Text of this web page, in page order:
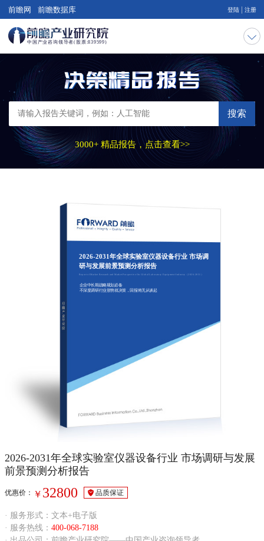
前瞻网 前瞻数据库 登陆 注册
搜索
3000+ 精品报告，点击查看>>
2026-2031年全球实验室仪器设备行业 市场调
研与发展前景预测分析报告
Report of Market Research and Market Prospective On Global Laboratory Equipment Industry（2026-2031）
企业中长期战略规划必备
不深度调研行业形势就决策，回报将无从谈起
2026-2031年全球实验室仪器设备行业 市场调研与发展
前景预测分析报告
优惠价： ￥ 32800 品质保证
· 服务形式：文本+电子版
· 服务热线： 400-068-7188